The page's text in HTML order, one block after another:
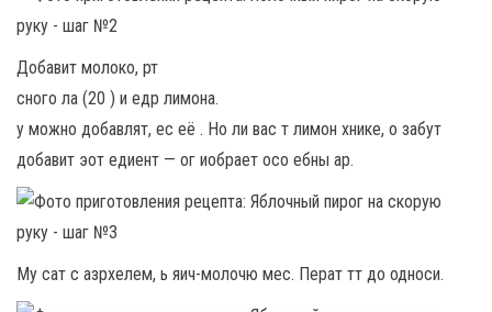
Добавит молоко, рт
сного ла (20 ) и едр лимона.
у можно добавлят, ес её . Но ли вас т лимон хнике, о забут
добавит эот едиент — ог иобрает осо ебны ар.
Му сат с азрхелем, ь яич-молочю мес. Перат тт до односи.